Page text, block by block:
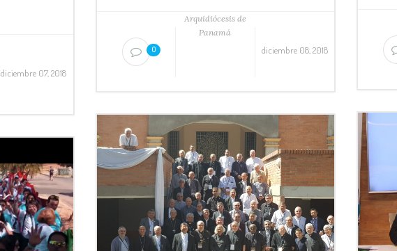
0
Arquidiócesis de
Panamá
diciembre 08, 2018
diciembre 07, 2018